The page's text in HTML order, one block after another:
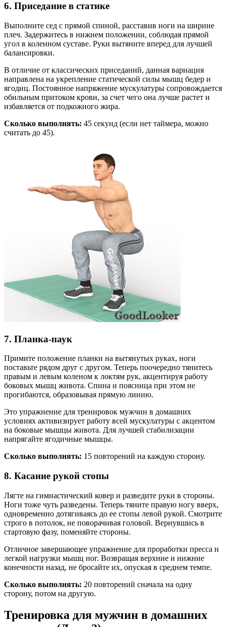
6. Приседание в статике
Выполните сед с прямой спиной, расставив ноги на ширине
плеч. Задержитесь в нижнем положении, соблюдая прямой
угол в коленном суставе. Руки вытяните вперед для лучшей
балансировки.
В отличие от классических приседаний, данная вариация
направлена на укрепление статической силы мышц бедер и
ягодиц. Постоянное напряжение мускулатуры сопровождается
обильным притоком крови, за счет чего она лучше растет и
избавляется от подкожного жира.
Сколько выполнять: 45 секунд (если нет таймера, можно
считать до 45).
7. Планка-паук
Примите положение планки на вытянутых руках, ноги
поставьте рядом друг с другом. Теперь поочередно тянитесь
правым и левым коленом к локтям рук, акцентируя работу
боковых мышц живота. Спина и поясница при этом не
прогибаются, образовывая прямую линию.
Это упражнение для тренировок мужчин в домашних
условиях активизирует работу всей мускулатуры с акцентом
на боковые мышцы живота. Для лучшей стабилизации
напрягайте ягодичные мышцы.
Сколько выполнять: 15 повторений на каждую сторону.
8. Касание рукой стопы
Лягте на гимнастический ковер и разведите руки в стороны.
Ноги тоже чуть разведены. Теперь тяните правую ногу вверх,
одновременно дотягиваясь до ее стопы левой рукой. Смотрите
строго в потолок, не поворачивая головой. Вернувшись в
стартовую фазу, поменяйте стороны.
Отличное завершающее упражнение для проработки пресса и
легкой нагрузки мышц ног. Возвращая верхние и нижние
конечности назад, не бросайте их, опуская в среднем темпе.
Сколько выполнять: 20 повторений сначала на одну
сторону, потом на другую.
Тренировка для мужчин в домашних